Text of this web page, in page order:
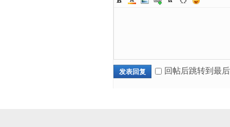
发表回复 回帖后跳转到最